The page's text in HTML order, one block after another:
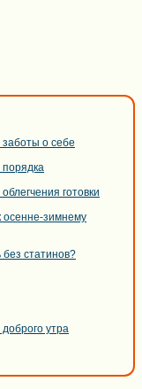
о себе
готовки
осенне-зимнему
статинов?
утра